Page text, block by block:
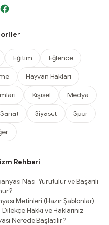
Eğitim Eğlence
Hayvan Hakları
Kişisel Medya
Sanat Siyaset Spor
Rehberi
Nasıl Yürütülür ve Başarılı
Metinleri (Hazır Şablonlar)
Hakkı ve Haklarınız
Nerede Başlatılır?